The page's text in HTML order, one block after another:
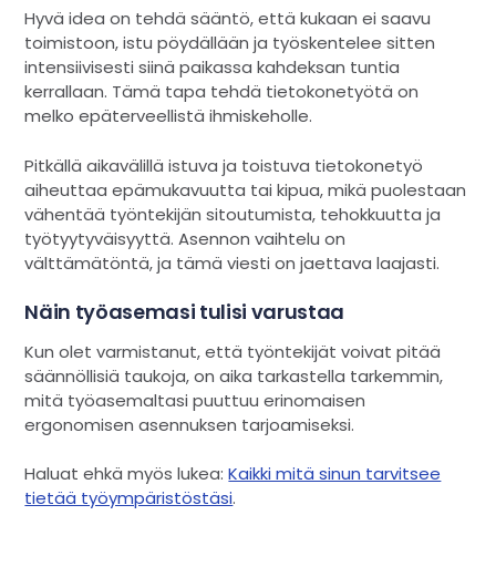
Hyvä idea on tehdä sääntö, että kukaan ei saavu
toimistoon, istu pöydällään ja työskentelee sitten
intensiivisesti siinä paikassa kahdeksan tuntia
kerrallaan. Tämä tapa tehdä tietokonetyötä on
melko epäterveellistä ihmiskeholle.
Pitkällä aikavälillä istuva ja toistuva tietokonetyö
aiheuttaa epämukavuutta tai kipua, mikä puolestaan
vähentää työntekijän sitoutumista, tehokkuutta ja
työtyytyväisyyttä. Asennon vaihtelu on
välttämätöntä, ja tämä viesti on jaettava laajasti.
Näin työasemasi tulisi varustaa
Kun olet varmistanut, että työntekijät voivat pitää
säännöllisiä taukoja, on aika tarkastella tarkemmin,
mitä työasemaltasi puuttuu erinomaisen
ergonomisen asennuksen tarjoamiseksi.
Haluat ehkä myös lukea:Kaikki mitä sinun tarvitsee
tietää työympäristöstäsi.